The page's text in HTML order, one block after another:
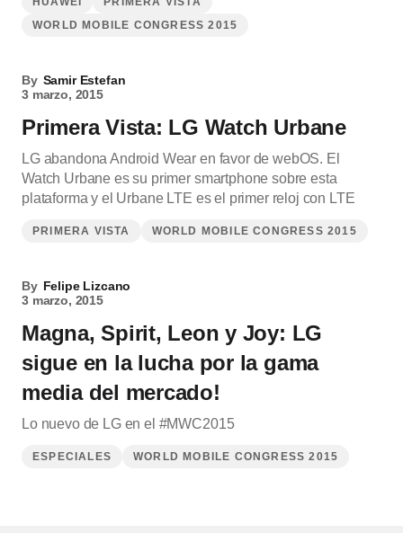
WORLD MOBILE CONGRESS 2015
By Samir Estefan
3 marzo, 2015
Primera Vista: LG Watch Urbane
LG abandona Android Wear en favor de webOS. El
Watch Urbane es su primer smartphone sobre esta
plataforma y el Urbane LTE es el primer reloj con LTE
PRIMERA VISTA WORLD MOBILE CONGRESS 2015
By Felipe Lizcano
3 marzo, 2015
Magna, Spirit, Leon y Joy: LG
sigue en la lucha por la gama
media del mercado!
Lo nuevo de LG en el #MWC2015
ESPECIALES WORLD MOBILE CONGRESS 2015